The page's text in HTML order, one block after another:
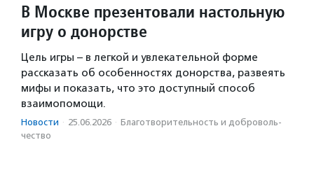
В Москве презентовали настольную
игру о донорстве
Цель игры – в легкой и увлекательной форме
рассказать об особенностях донорства, развеять
мифы и показать, что это доступный способ
взаимопомощи.
Новости · 25.06.2026 · Благотвори­тель­ность и доброволь­
чест­во